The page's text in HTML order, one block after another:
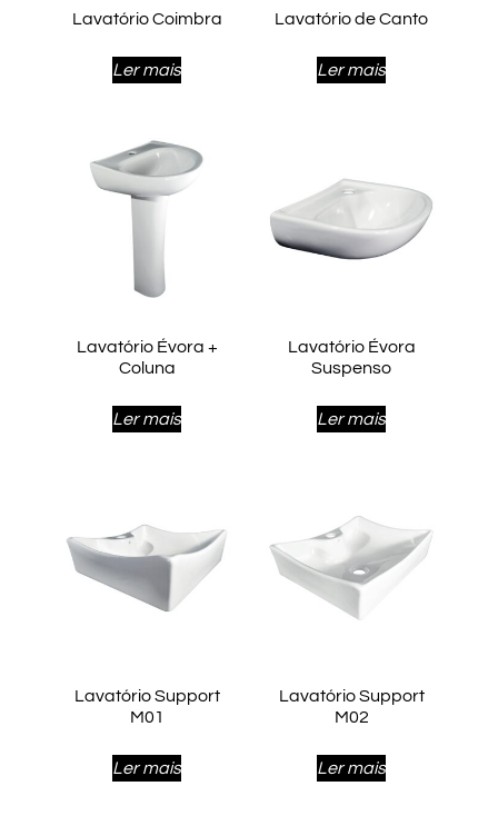
Lavatório Coimbra
Ler mais
Lavatório de Canto
Ler mais
Lavatório Évora +
Coluna
Ler mais
Lavatório Évora
Suspenso
Ler mais
Lavatório Support
M01
Ler mais
Lavatório Support
M02
Ler mais